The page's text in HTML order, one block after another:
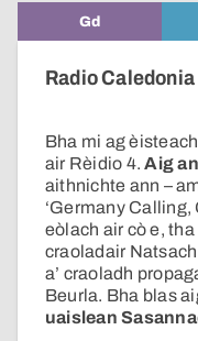
Gd
Radio
Bha mi ag
air Rèidio 4.Aig
aithnichte ann –
‘Germany Calling,
eòlach air cò e,
craoladair
a’ craoladh
Beurla. Bha blas
uaislean